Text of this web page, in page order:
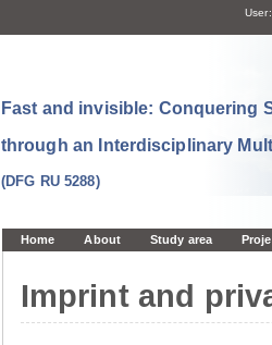
User:
Fast and invisible: Conquering
through an Interdisciplinary
(DFG RU 5288)
Home About Study area
Imprint and